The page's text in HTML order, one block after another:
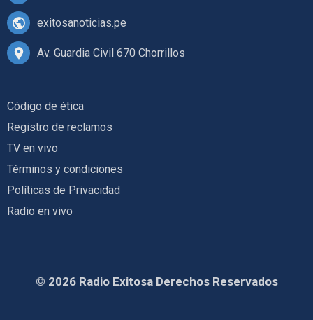
exitosanoticias.pe
Av. Guardia Civil 670 Chorrillos
Código de ética
Registro de reclamos
TV en vivo
Términos y condiciones
Políticas de Privacidad
Radio en vivo
© 2026 Radio Exitosa Derechos Reservados